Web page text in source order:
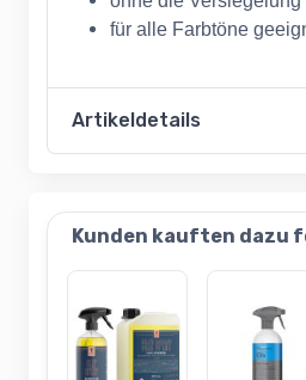
für alle Farbtöne
Artikeldetails
Kunden kauften dazu